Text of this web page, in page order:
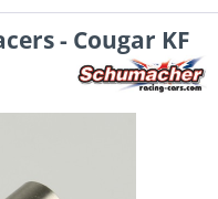
- Cougar KF